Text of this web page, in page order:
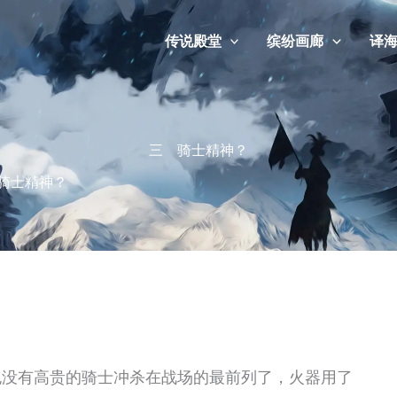
传说殿堂 缤纷画廊 译
三 骑士精神？
士精神？
有高贵的骑士冲杀在战场的最前列了，火器用了